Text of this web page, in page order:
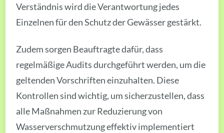
Verständnis wird die Verantwortung jedes
Einzelnen für den Schutz der Gewässer gestärkt.
Zudem sorgen Beauftragte dafür, dass
regelmäßige Audits durchgeführt werden, um die
geltenden Vorschriften einzuhalten. Diese
Kontrollen sind wichtig, um sicherzustellen, dass
alle Maßnahmen zur Reduzierung von
Wasserverschmutzung effektiv implementiert